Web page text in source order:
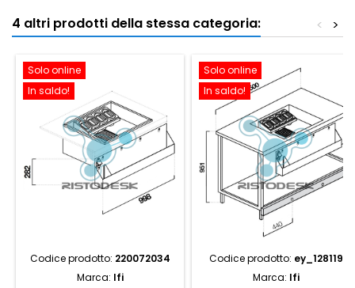
4 altri prodotti della stessa categoria: >
<
Solo online
In saldo!
Codice prodotto: 220072034
Marca: Ifi
Solo online
In saldo!
Codice prodotto: ey_128119
Marca: Ifi